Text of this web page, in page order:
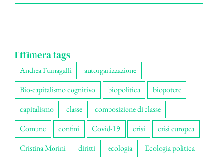
Effimera tags
Andrea Fumagalli
autorganizzazione
Bio-capitalismo cognitivo
biopolitica
biopotere
capitalismo
classe
composizione di classe
Comune
confini Covid-19 crisi
crisi europea
Cristina Morini
diritti ecologia
Ecologia politica